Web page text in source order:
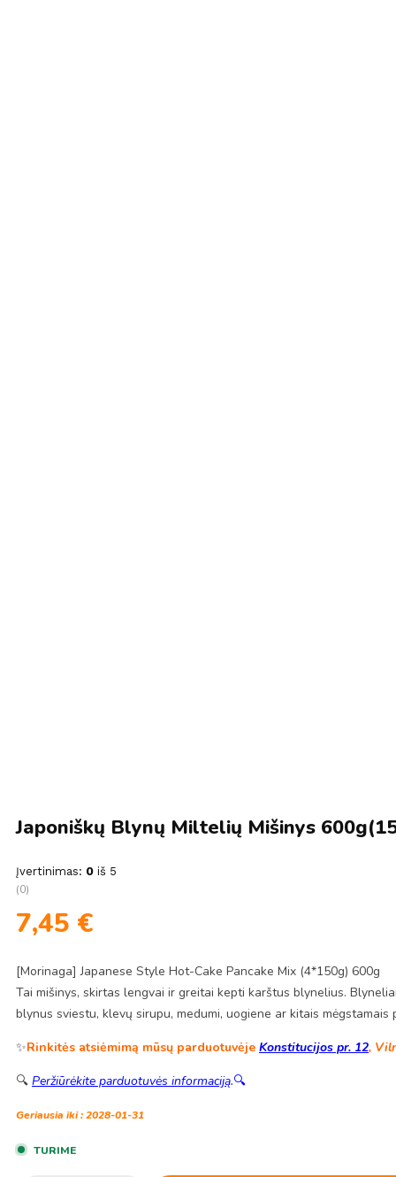
Japoniškų Blynų Miltelių Mišinys
Įvertinimas: 0 iš 5
(0)
7,45 €
[Morinaga] Japanese Style Hot-Cake Pancake Mix (4*150g) 600g
Tai mišinys, skirtas lengvai ir greitai kepti karštus blynelius.
blynus sviestu, klevų sirupu, medumi, uogiene ar kitais mėgstamais
✨Rinkitės atsiėmimą mūsų parduotuvėje Konstitucijos pr. 12,
🔍 Peržiūrėkite parduotuvės informaciją.🔍
Geriausia iki : 2028-01-31
TURIME